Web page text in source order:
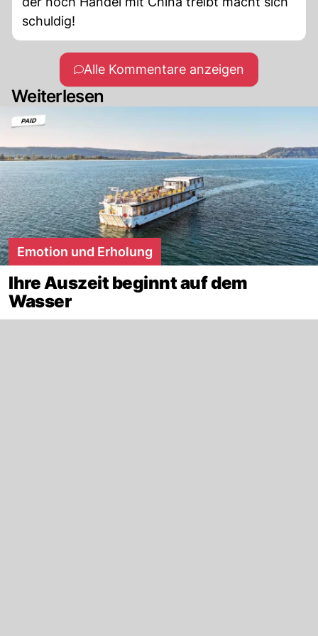
schuldig!
Alle Kommentare anzeigen
Weiterlesen
Emotion und Erholung
Ihre Auszeit beginnt auf dem
Wasser